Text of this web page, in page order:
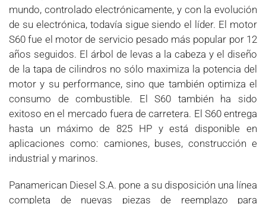
mundo, controlado electrónicamente, y con la evolución
de su electrónica, todavía sigue siendo el líder. El motor
S60 fue el motor de servicio pesado más popular por 12
años seguidos. El árbol de levas a la cabeza y el diseño
de la tapa de cilindros no sólo maximiza la potencia del
motor y su performance, sino que también optimiza el
consumo de combustible. El S60 también ha sido
exitoso en el mercado fuera de carretera. El S60 entrega
hasta un máximo de 825 HP y está disponible en
aplicaciones como: camiones, buses, construcción e
industrial y marinos.
Panamerican Diesel S.A. pone a su disposición una línea
completa de nuevas piezas de reemplazo para